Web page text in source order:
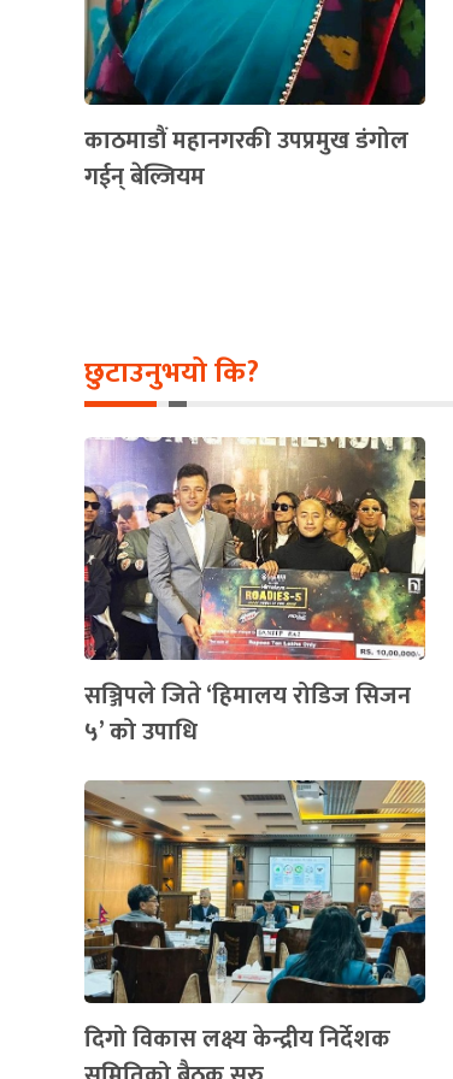
काठमाडौं महानगरकी उपप्रमुख डंगोल
गईन् बेल्जियम
छुटाउनुभयो कि?
सञ्जिपले जिते ‘हिमालय रोडिज सिजन
५’ को उपाधि
दिगो विकास लक्ष्य केन्द्रीय निर्देशक